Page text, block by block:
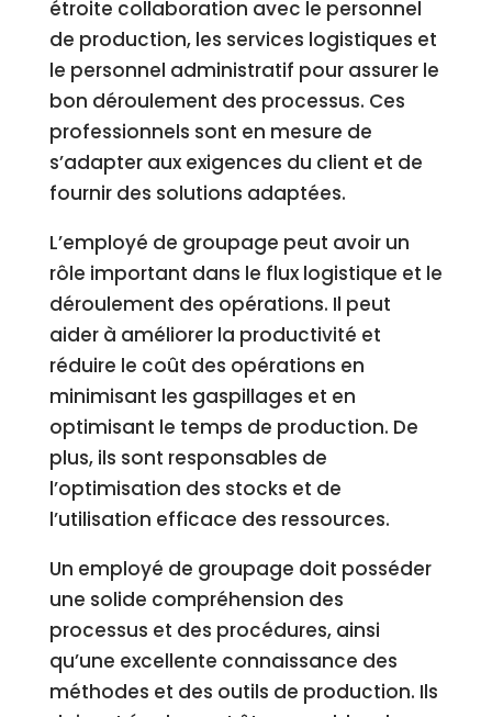
étroite collaboration avec le personnel
de production, les services logistiques et
le personnel administratif pour assurer le
bon déroulement des processus. Ces
professionnels sont en mesure de
s’adapter aux exigences du client et de
fournir des solutions adaptées.
L’employé de groupage peut avoir un
rôle important dans le flux logistique et le
déroulement des opérations. Il peut
aider à améliorer la productivité et
réduire le coût des opérations en
minimisant les gaspillages et en
optimisant le temps de production. De
plus, ils sont responsables de
l’optimisation des stocks et de
l’utilisation efficace des ressources.
Un employé de groupage doit posséder
une solide compréhension des
processus et des procédures, ainsi
qu’une excellente connaissance des
méthodes et des outils de production. Ils